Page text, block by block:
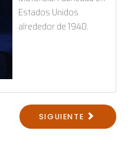
Estados Unidos
alrededor de 1940.
SIGUIENTE